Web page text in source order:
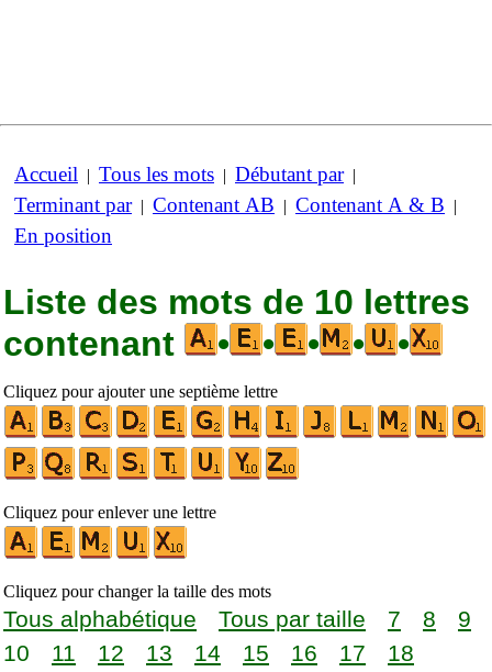
Accueil | Tous les mots | Débutant par|
Terminant par| Contenant AB | Contenant A & B |
En position
Liste des mots de 10 lettres
contenant
• • • • •
Cliquez pour ajouter une septième lettre
Cliquez pour enlever une lettre
Cliquez pour changer la taille des mots
Tous alphabétique Tous par taille 7 8
9
10
11 12 13 14 15 16 17 18